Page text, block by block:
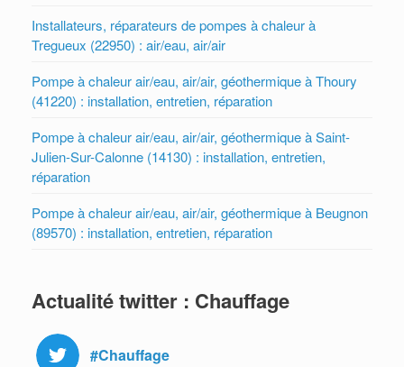
Installateurs, réparateurs de pompes à chaleur à
Tregueux (22950) : air/eau, air/air
Pompe à chaleur air/eau, air/air, géothermique à Thoury
(41220) : installation, entretien, réparation
Pompe à chaleur air/eau, air/air, géothermique à Saint-
Julien-Sur-Calonne (14130) : installation, entretien,
réparation
Pompe à chaleur air/eau, air/air, géothermique à Beugnon
(89570) : installation, entretien, réparation
Actualité twitter : Chauffage
#Chauffage